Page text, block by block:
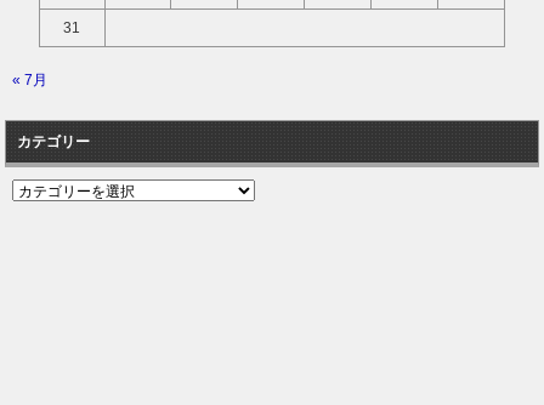
31
« 7月
カテゴリー
カ